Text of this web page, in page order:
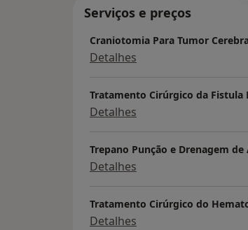
Serviços e preços
Craniotomia Para Tumor
Detalhes
Tratamento Cirúrgico da Fistula
Detalhes
Trepano Punção e Drenagem de
Detalhes
Tratamento Cirúrgico do
Detalhes